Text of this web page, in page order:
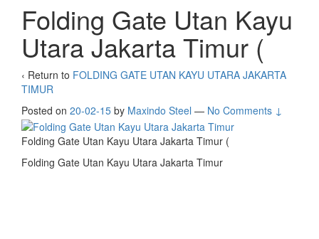
Folding Gate Utan Kayu
Utara Jakarta Timur (
‹ Return to FOLDING GATE UTAN KAYU UTARA JAKARTA
TIMUR
Posted on 20-02-15 by Maxindo Steel — No Comments ↓
Folding Gate Utan Kayu Utara Jakarta Timur (
Folding Gate Utan Kayu Utara Jakarta Timur